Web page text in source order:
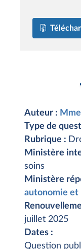
Auteur :
Type de
Rubrique :
Ministère
soins
Ministère
autonomie et
juillet 2025
Dates :
Question